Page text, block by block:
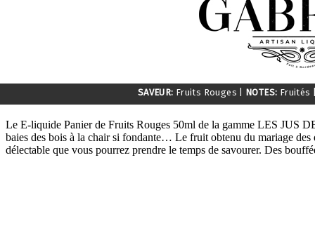
SAVEUR: Fruits Rouges NOTES: Fruités
Le E-liquide Panier de Fruits Rouges 50ml de la gamme LES JUS
baies des bois à la chair si fondante… Le fruit obtenu du mariage
délectable que vous pourrez prendre le temps de savourer. Des